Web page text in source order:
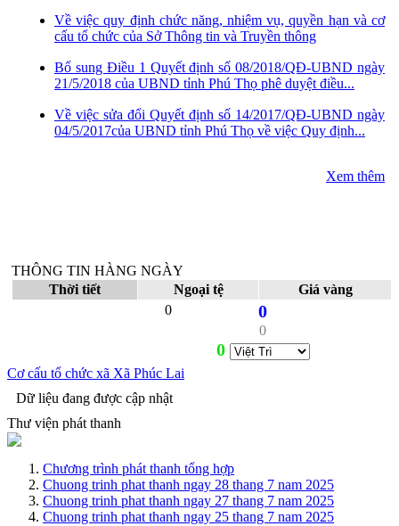
Về việc quy định chức năng, nhiệm vụ, quyền hạn và cơ
cấu tổ chức của Sở Thông tin và Truyền thông
Bổ sung Điều 1 Quyết định số 08/2018/QĐ-UBND ngày
21/5/2018 của UBND tỉnh Phú Thọ phê duyệt điều...
Về việc sửa đổi Quyết định số 14/2017/QĐ-UBND ngày
04/5/2017của UBND tỉnh Phú Thọ về việc Quy định...
Xem thêm
THÔNG TIN HÀNG NGÀY
Thời tiết
Ngoại tệ
Giá vàng
0
0
0
0
Cơ cấu tổ chức xã Xã Phúc Lai
Dữ liệu đang được cập nhật
Thư viện phát thanh
Chương trình phát thanh tổng hợp
Chuong trinh phat thanh ngay 28 thang 7 nam 2025
Chuong trinh phat thanh ngay 27 thang 7 nam 2025
Chuong trinh phat thanh ngay 25 thang 7 nam 2025